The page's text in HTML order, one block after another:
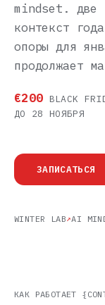
mindset. две
контекст
опоры для
продолжает
€200 BLACK
ДО 28 НОЯБРЯ
ЗАПИСАТЬСЯ
WINTER LAB AI
КАК РАБОТАЕТ